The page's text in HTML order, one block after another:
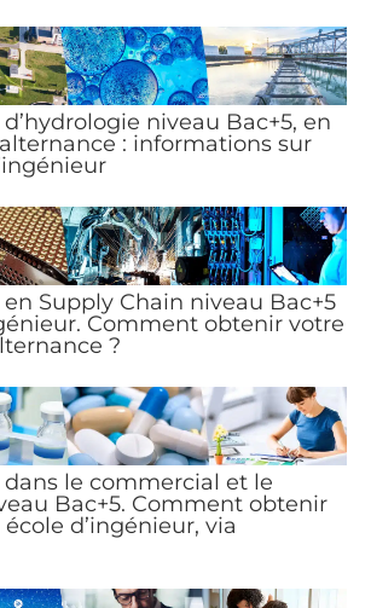
niveau Bac+5, en
: informations sur
Supply Chain niveau Bac+5
Comment obtenir votre
?
le commercial et le
Bac+5. Comment obtenir
d’ingénieur, via